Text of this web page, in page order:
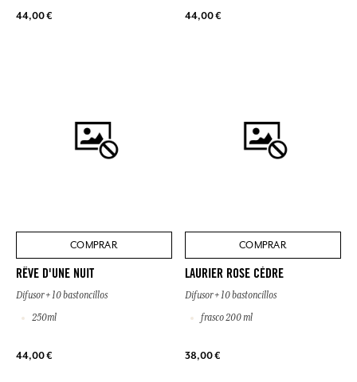
44,00 € 44,00 €
COMPRAR
RÊVE D'UNE NUIT
Difusor + 10 bastoncillos
250ml
44,00 €
COMPRAR
LAURIER ROSE CÈDRE
Difusor + 10 bastoncillos
frasco 200 ml
38,00 €